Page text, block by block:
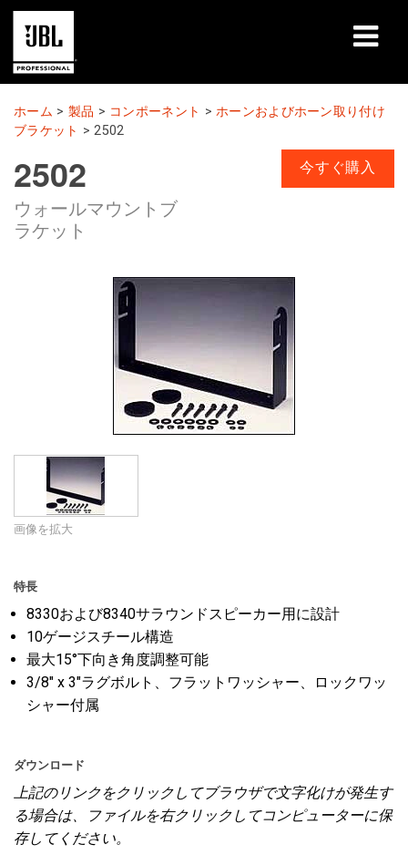
製品
学習セッション
トレーニング
購入・お問い合わせ
言語/地域
ホーム > 製品 > コンポーネント >ホーンおよびホーン取り付け
ブラケット >2502
2502
ウォールマウントブ
ラケット
今すぐ購入
画像を拡大
特長
8330および8340サラウンドスピーカー用に設計
10ゲージスチール構造
最大15°下向き角度調整可能
3/8" x 3"ラグボルト、フラットワッシャー、ロックワッ
シャー付属
ダウンロード
上記のリンクをクリックしてブラウザで文字化けが発生す
る場合は、ファイルを右クリックしてコンピューターに保
存してください。